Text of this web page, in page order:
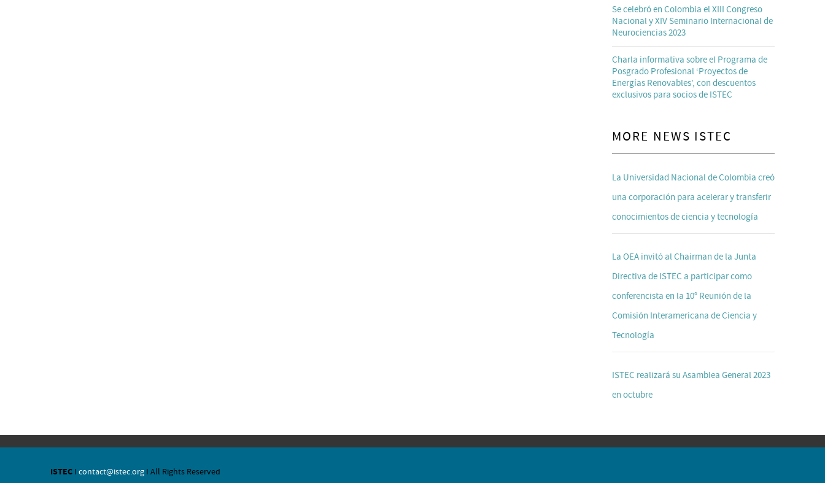
Se celebró en Colombia el XIII Congreso
Nacional y XIV Seminario Internacional de
Neurociencias 2023
Charla informativa sobre el Programa de
Posgrado Profesional ‘Proyectos de
Energías Renovables’, con descuentos
exclusivos para socios de ISTEC
MORE NEWS ISTEC
La Universidad Nacional de Colombia creó
una corporación para acelerar y transferir
conocimientos de ciencia y tecnología
La OEA invitó al Chairman de la Junta
Directiva de ISTEC a participar como
conferencista en la 10° Reunión de la
Comisión Interamericana de Ciencia y
Tecnología
ISTEC realizará su Asamblea General 2023
en octubre
ISTEC I contact@istec.org I All Rights Reserved